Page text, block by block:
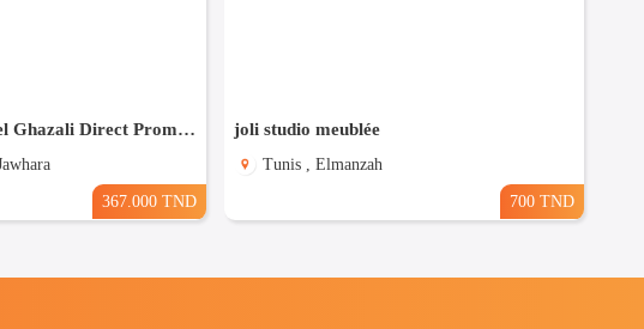
(S+3) à Bouhsina el Ghazali Direct Promoteur
367.000 TND
joli studio meublée
Tunis , Elmanzah
700 TND